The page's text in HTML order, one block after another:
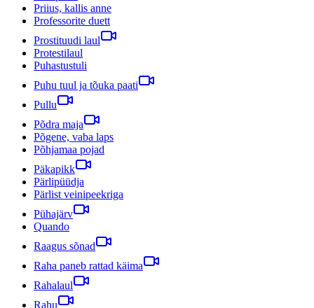
Priius, kallis anne
Professorite duett
Prostituudi laul
Protestilaul
Puhastustuli
Puhu tuul ja tõuka paati
Pullu
Põdra maja
Põgene, vaba laps
Põhjamaa pojad
Päkapikk
Pärlipüüdja
Pärlist veinipeekriga
Pühajärv
Quando
Raagus sõnad
Raha paneb rattad käima
Rahalaul
Rahu